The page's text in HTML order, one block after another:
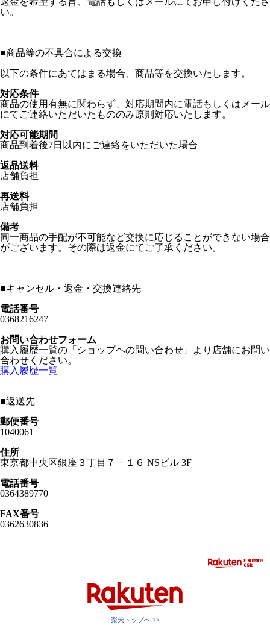
い。
■商品等の不具合による交換
以下の条件にあてはまる場合、商品等を交換いたします。
対応条件
商品の使用有無に関わらず、対応期間内に電話もしくはメール
にてご連絡いただいたもののみ原則対応いたします。
対応可能期間
商品到着後7日以内にご連絡をいただいた場合
返品送料
店舗負担
再送料
店舗負担
備考
同一商品の手配が不可能など交換に応じることができない場合
がございます。その際は返金にてご了承ください。
■キャンセル・返金・交換連絡先
電話番号
0368216247
お問い合わせフォーム
購入履歴一覧の「ショップヘの問い合わせ」より店舗にお問い
合わせください。
購入履歴一覧
■返送先
郵便番号
1040061
住所
東京都中央区銀座３丁目７－１６ NSビル 3F
電話番号
0364389770
FAX番号
0362630836
楽天トップへ >>